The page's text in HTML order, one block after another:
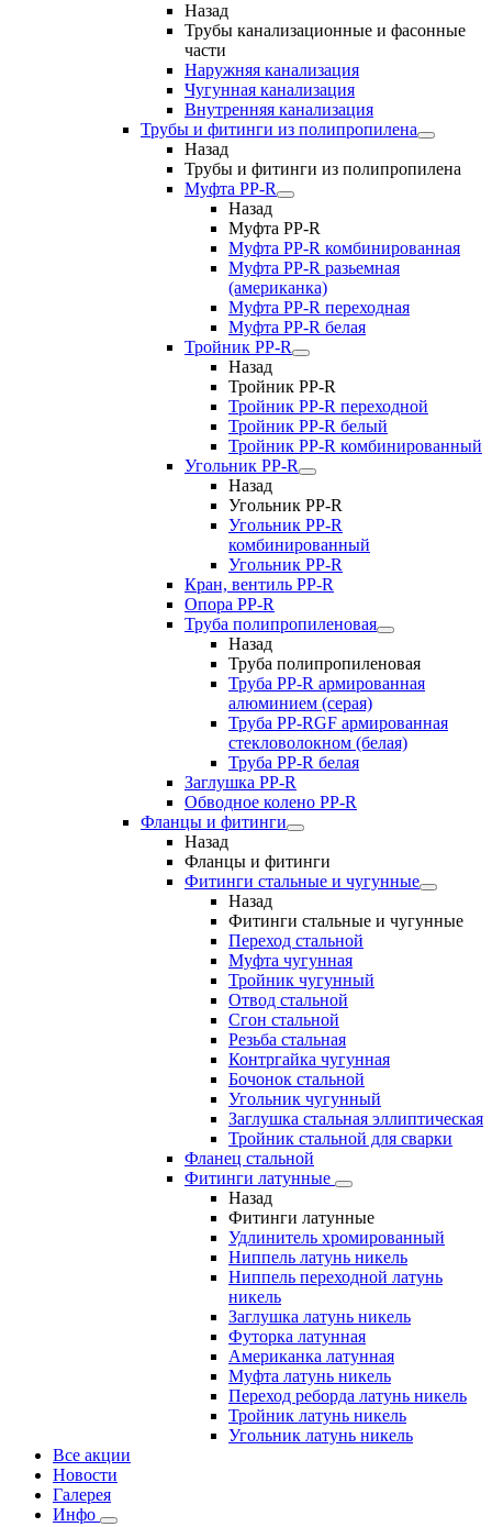
Назад
Трубы канализационные и фасонные
части
Наружняя канализация
Чугунная канализация
Внутренняя канализация
Трубы и фитинги из полипропилена
Назад
Трубы и фитинги из полипропилена
Муфта PP-R
Назад
Муфта PP-R
Муфта РР-R комбинированная
Муфта РР-R разьемная
(американка)
Муфта РР-R переходная
Муфта РР-R белая
Тройник PP-R
Назад
Тройник PP-R
Тройник РР-R переходной
Тройник РР-R белый
Тройник РР-R комбинированный
Угольник PP-R
Назад
Угольник PP-R
Угольник РР-R
комбинированный
Угольник РР-R
Кран, вентиль PP-R
Опора PP-R
Труба полипропиленовая
Назад
Труба полипропиленовая
Труба PP-R армированная
алюминием (серая)
Труба PP-RGF армированная
стекловолокном (белая)
Труба РР-R белая
Заглушка PP-R
Обводное колено PP-R
Фланцы и фитинги
Назад
Фланцы и фитинги
Фитинги стальные и чугунные
Назад
Фитинги стальные и чугунные
Переход стальной
Муфта чугунная
Тройник чугунный
Отвод стальной
Сгон стальной
Резьба стальная
Контргайка чугунная
Бочонок стальной
Угольник чугунный
Заглушка стальная эллиптическая
Тройник стальной для сварки
Фланец стальной
Фитинги латунные
Назад
Фитинги латунные
Удлинитель хромированный
Ниппель латунь никель
Ниппель переходной латунь
никель
Заглушка латунь никель
Футорка латунная
Американка латунная
Муфта латунь никель
Переход реборда латунь никель
Тройник латунь никель
Угольник латунь никель
Все акции
Новости
Галерея
Инфо